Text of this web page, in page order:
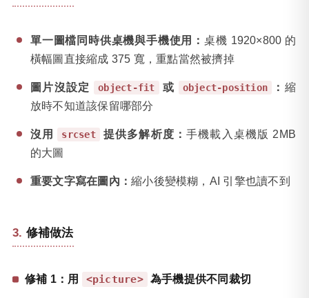
單一圖檔同時供桌機與手機使用：桌機 1920×800 的
橫幅圖直接縮成 375 寬，重點當然被擠掉
圖片沒設定 object-fit 或 object-position ： 縮
放時不知道該保留哪部分
沒用 srcset 提供多解析度：手機載入桌機版 2MB
的大圖
重要文字寫在圖內：縮小後變模糊，AI 引擎也讀不到
修補做法
修補 1：用 <picture> 為手機提供不同裁切